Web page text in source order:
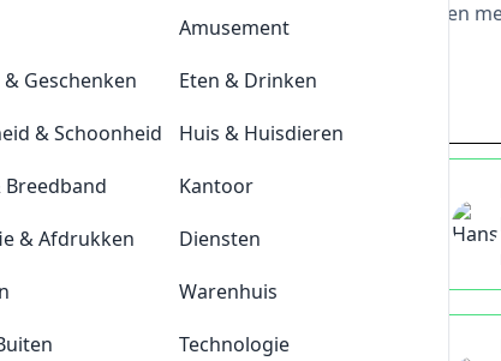
Lensonline
Quickjewels
BrewDog
Tefal
Durex
Fun en Feest
Amusement
Geschenken
Eten & Drinken
& Schoonheid
Huis & Huisdieren
Kantoor
& Afdrukken
Diensten
Warenhuis
Technologie
door bij te dragen via stemmen, testen, delen en
primera.nl
de Willie kortingscode